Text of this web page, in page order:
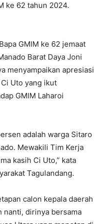
ke 62 tahun 2024.
GMIM ke 62 jemaat
Barat Daya Joni
menyampaikan apresiasi
Uto yang ikut
GMIM Laharoi
adalah warga Sitaro
Mewakili Tim Kerja
kasih Ci Uto,” kata
Tagulandang.
calon kepala daerah
nanti, dirinya bersama